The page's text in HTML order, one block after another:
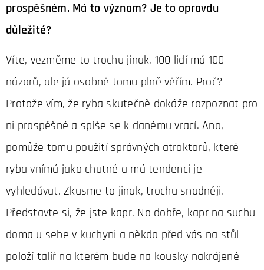
prospěšném. Má to význam? Je to opravdu
důležité?
Víte, vezměme to trochu jinak, 100 lidí má 100
názorů, ale já osobně tomu plně věřím. Proč?
Protože vím, že ryba skutečně dokáže rozpoznat pro
ni prospěšné a spíše se k danému vrací. Ano,
pomůže tomu použití správných atroktorů, které
ryba vnímá jako chutné a má tendenci je
vyhledávat. Zkusme to jinak, trochu snadněji.
Představte si, že jste kapr. No dobře, kapr na suchu
doma u sebe v kuchyni a někdo před vás na stůl
položí talíř na kterém bude na kousky nakrájené